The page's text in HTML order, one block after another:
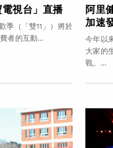
視台」直播
季（「雙11」）將於
者的互動...
阿里
加速
今年以
大家的
戰。...